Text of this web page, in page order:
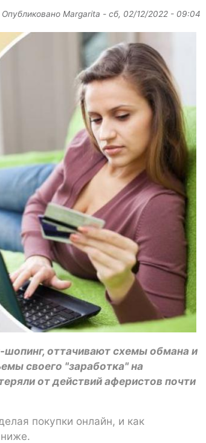
Опубликовано Margarita - сб, 02/12/2022 - 09:04
оттачивают схемы обмана и
своего "заработка" на
от действий аферистов почти
покупки онлайн, и как